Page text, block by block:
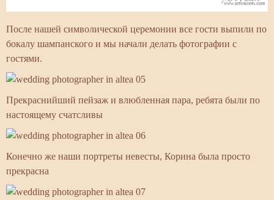
После нашей символической церемонии все гости выпили по
бокалу шампанского и мы начали делать фотографии с
гостями.
Прекраснийший пейзаж и влюбленная пара, ребята были по
настоящему счатсливы
Конечно же наши портреты невесты, Корина была просто
прекрасна